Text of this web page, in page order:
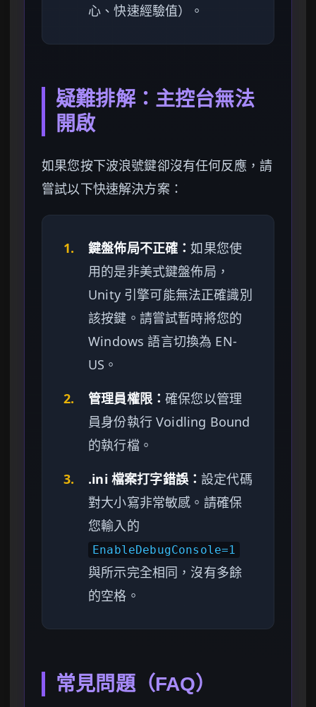
心、快速經驗值）。
疑難排解：主控台無法
開啟
如果您按下波浪號鍵卻沒有任何反應，請
嘗試以下快速解決方案：
1. 鍵盤佈局不正確：如果您使
用的是非美式鍵盤佈局，
Unity 引擎可能無法正確識別
該按鍵。請嘗試暫時將您的
Windows 語言切換為 EN-
US。
2.
管理員權限：確保您以管理
員身份執行 Voidling Bound
的執行檔。
3.
.ini 檔案打字錯誤：設定代碼
對大小寫非常敏感。請確保
您輸入的
EnableDebugConsole=1
與所示完全相同，沒有多餘
的空格。
常見問題（FAQ）